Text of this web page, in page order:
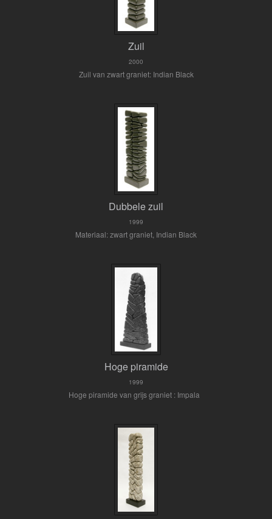
Zuil
2000
Zuil van zwart graniet: Indian Black
Dubbele zuil
1999
Materiaal: zwart graniet, Indian Black
Hoge piramide
1999
Hoge piramide van grijs graniet : Impala